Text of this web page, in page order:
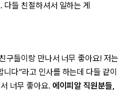
들 친절하셔서 일하는 게
구들이랑 만나서 너무 좋아요! 저는
다”라고 인사를 하는데 다들 같이
너무 좋아요. 에이피알 직원분들,